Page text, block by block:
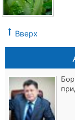
Вверх